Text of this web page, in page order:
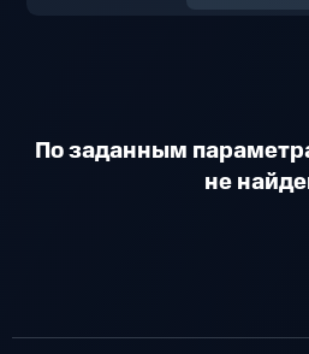
По заданным
не